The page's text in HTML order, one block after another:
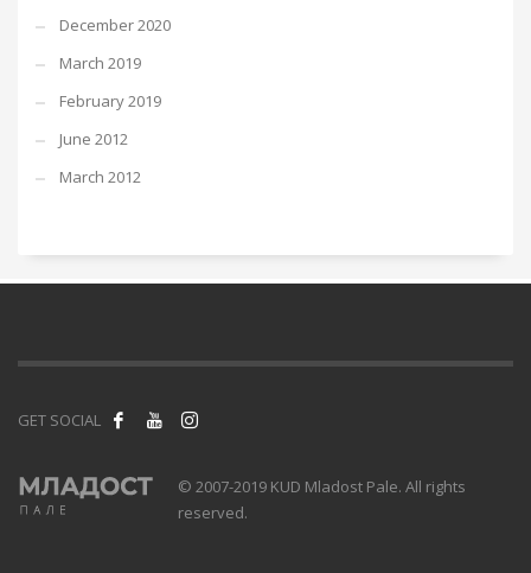
December 2020
March 2019
February 2019
June 2012
March 2012
GET SOCIAL
© 2007-2019 KUD Mladost Pale. All rights
reserved.